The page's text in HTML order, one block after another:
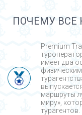
ПОЧЕМУ ВСЕ
Premium
имеет два
маршруты
миру»,
турагентов.